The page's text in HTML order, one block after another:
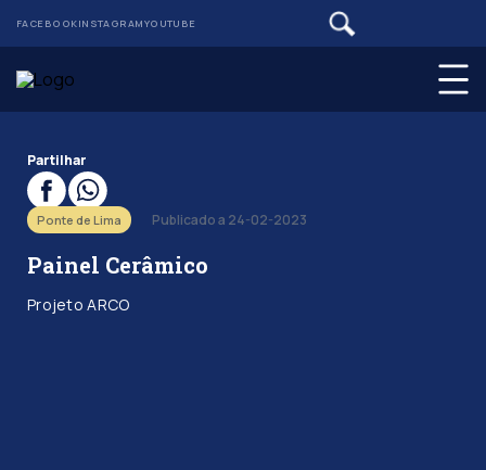
FACEBOOKINSTAGRAMYOUTUBE
Partilhar
Ponte de Lima Publicado a 24-02-2023
Painel Cerâmico
Projeto ARCO